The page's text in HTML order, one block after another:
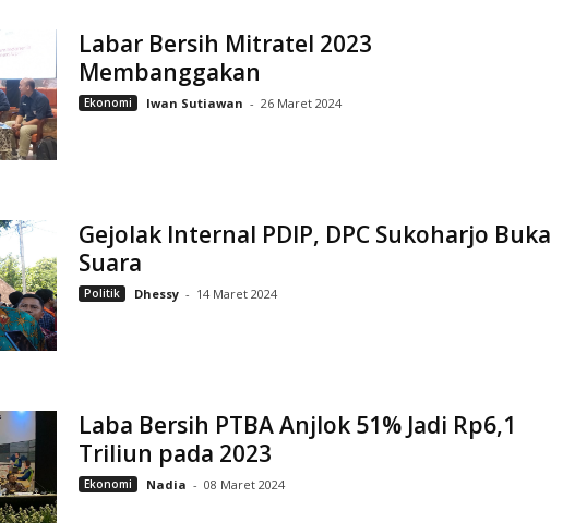
Labar Bersih Mitratel 2023
Membanggakan
Ekonomi Iwan Sutiawan - 26 Maret 2024
Gejolak Internal PDIP, DPC Sukoharjo Buka
Suara
Politik Dhessy - 14 Maret 2024
Laba Bersih PTBA Anjlok 51% Jadi Rp6,1
Triliun pada 2023
Ekonomi Nadia - 08 Maret 2024